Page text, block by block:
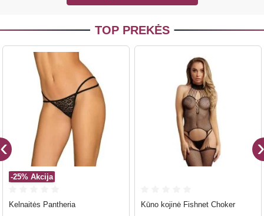
TOP PREKĖS
-25% Akcija
Kelnaitės Pantheria Kūno kojinė Fishnet Choker